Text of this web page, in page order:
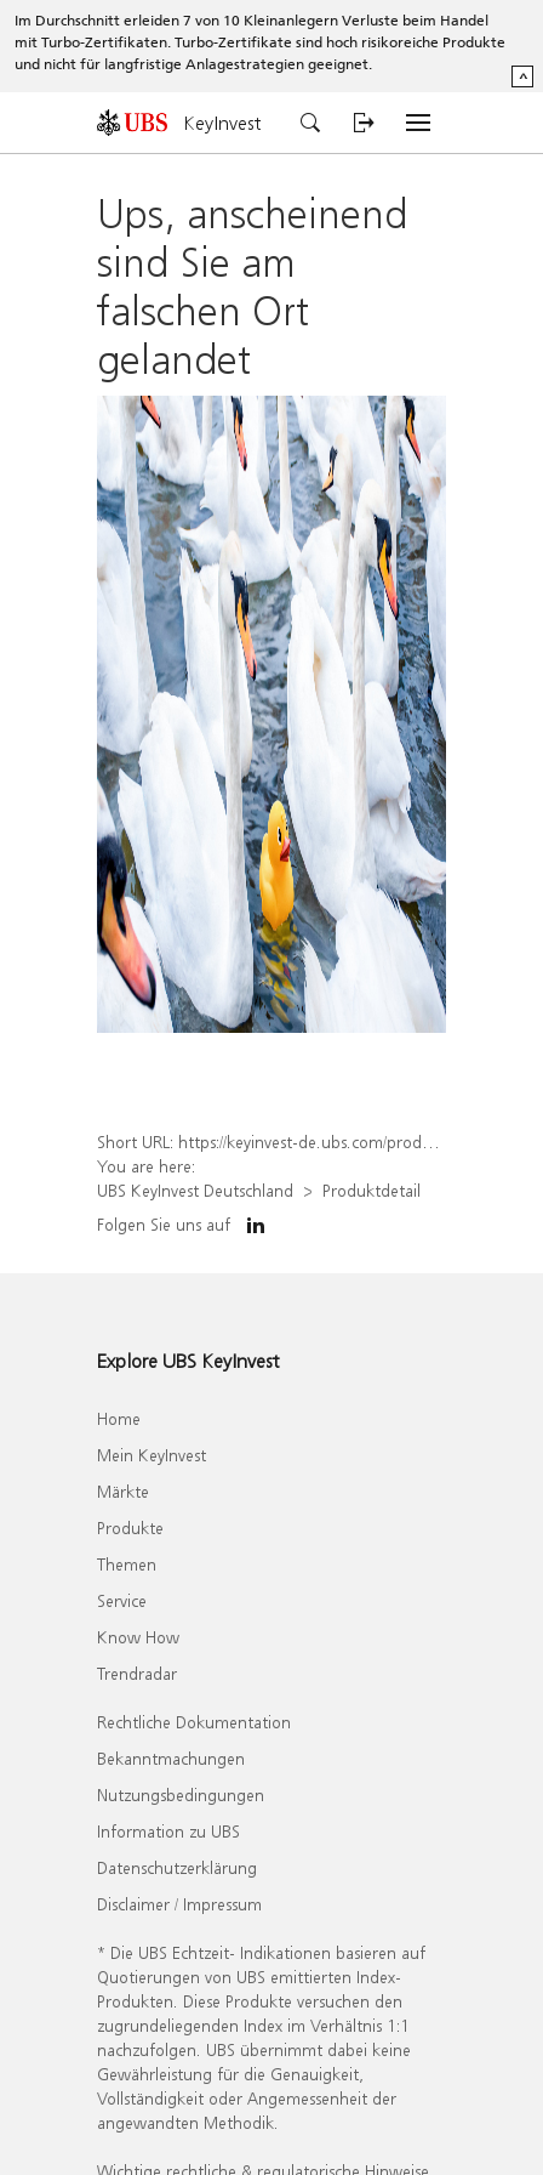
Im Durchschnitt erleiden 7 von 10 Kleinanlegern Verluste beim Handel
mit Turbo-Zertifikaten. Turbo-Zertifikate sind hoch risikoreiche Produkte
und nicht für langfristige Anlagestrategien geeignet.
^
KeyInvest
Ups, anscheinend
sind Sie am
falschen Ort
gelandet
Short URL: https://keyinvest-de.ubs.com/produkt/detail/index/isin/DE000WA6A8Q1
You are here:
UBS KeyInvest Deutschland
Produktdetail
Folgen Sie uns auf
Explore UBS KeyInvest
Home
Mein KeyInvest
Märkte
Produkte
Themen
Service
Know How
Trendradar
Rechtliche Dokumentation
Bekanntmachungen
Nutzungsbedingungen
Information zu UBS
Datenschutzerklärung
Disclaimer / Impressum
* Die UBS Echtzeit- Indikationen basieren auf
Quotierungen von UBS emittierten Index-
Produkten. Diese Produkte versuchen den
zugrundeliegenden Index im Verhältnis 1:1
nachzufolgen. UBS übernimmt dabei keine
Gewährleistung für die Genauigkeit,
Vollständigkeit oder Angemessenheit der
angewandten Methodik.